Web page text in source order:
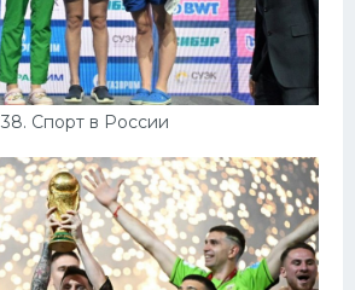
38. Спорт в России